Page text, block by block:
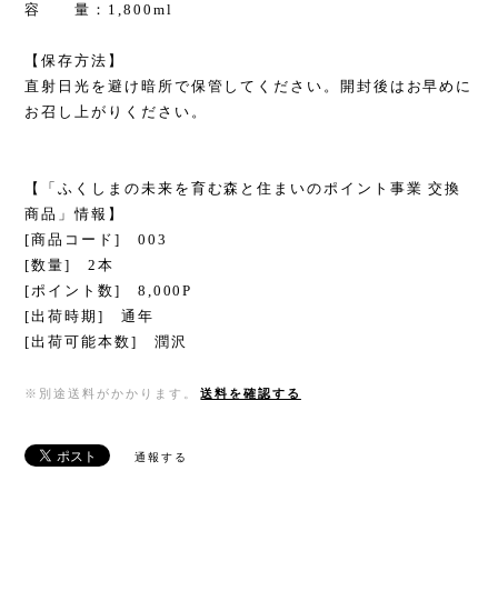
容 量：1,800ml
【保存方法】
直射日光を避け暗所で保管してください。開封後はお早めに
お召し上がりください。
【「ふくしまの未来を育む森と住まいのポイント事業 交換
商品」情報】
[商品コード] 003
[数量] 2本
[ポイント数] 8,000P
[出荷時期] 通年
[出荷可能本数] 潤沢
※別途送料がかかります。 送料を確認する
通報する